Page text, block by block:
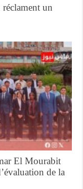
un
El Mourabit
de la